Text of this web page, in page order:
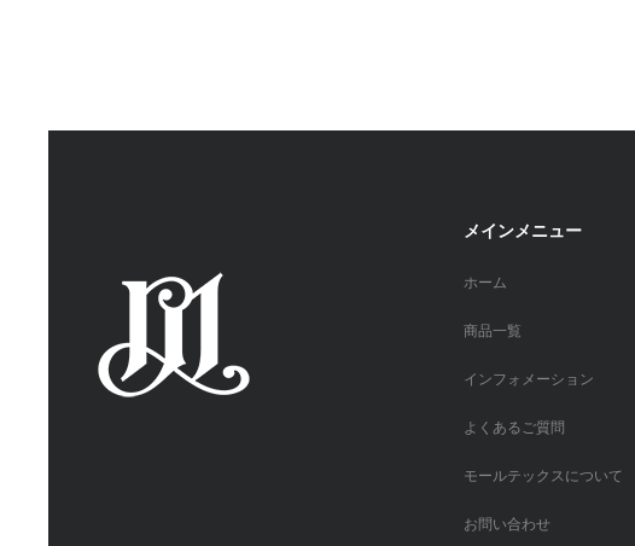
メインメニュー
ホーム
商品一覧
インフォメーション
よくあるご質問
モールテックスについて
お問い合わせ